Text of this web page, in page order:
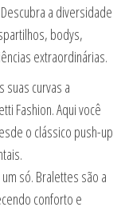
a diversidade
bodys,
extraordinárias.
curvas a
Fashion. Aqui você
o clássico push-up
só. Bralettes são a
conforto e